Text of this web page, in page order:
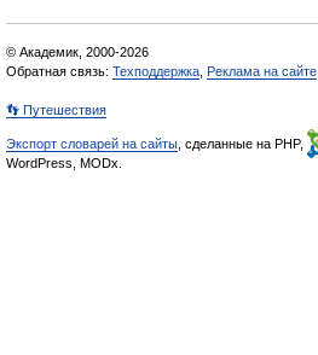
© Академик, 2000-2026
Обратная связь: Техподдержка Реклама на сайте
👣 Путешествия
Экспорт словарей на сайты , сделанные на PHP,
WordPress, MODx.